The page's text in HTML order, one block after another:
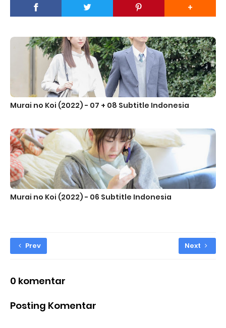
Murai no Koi (2022) - 07 + 08 Subtitle Indonesia
Murai no Koi (2022) - 06 Subtitle Indonesia
Prev Next
0 komentar
Posting Komentar